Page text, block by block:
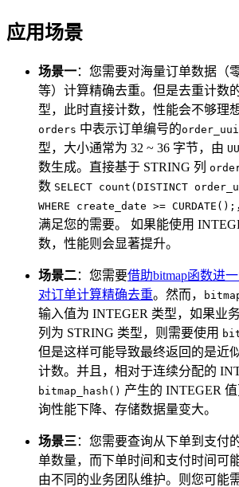
应用场景
场景一：您需要对海量订单数据（
等）计算精确去重。但是去重计数
型，此时直接计数，性能会不够理
orders 中表示订单编号的
型，大小通常为 32 ~ 36 字节，由
数生成。直接基于 STRING 列
数 SELECT count(DISTINCT
WHERE create_date >= CURDATE();
满足您的需要。 如果能使用
数，性能则会显著提升。
场景二：您需要借助bitmap函数进
对订单计算精确去重。然而，
输入值为 INTEGER 类型，如果业
列为 STRING 类型，则需要使用
但是这样可能导致最终返回的是近
计数。并且，相对于连续分配的
bitmap_hash() 产生的 INTEGER
询性能下降、存储数据量变大。
场景三：您需要查询从下单到支付
单数量，而下单时间和支付时间可
由不同的业务团队维护。则您可能